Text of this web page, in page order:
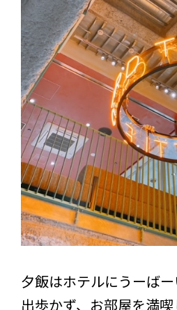
夕飯はホテルにうーばー
出歩かず、お部屋を満喫